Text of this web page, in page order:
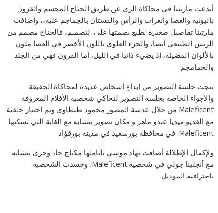
أبدعت مارتينا في محاكاة الزي عن طريق الجناح المجسم والقرون
بالبونيه والعصا والغراب والرأس والفستان بالجماجم عليه،، وأضافت
مارتينا تفاصيل صغيرة لطبع بصمتها على التصميم، فالجناح مصمم من
الريش الطبيعي أيضا، والجزء العلوي باللون الأخضر في العصا ملون
بالألوان المضيئة، إذ يضيء ذاتيا في الليل، أما القرون فهي من الجلد
والجمامجم
نتجت جلسة التصوير من إبداع أشخاص عديدة لمحاكاة الحقيقة
والأجواء الخاصة بجلسة التصوير لتحاكي شخصية الأفلام المعروفة
Maleficent من خلال عدسة المصور محمود طنطاوي وتم اختيار خلفية
مع الفديو ميديا عبدو ماهر و مكان تصوير يتشابه مع الغابة التي تسكنها
Maleficent. في محافظة بورسعيد في مدينه بورفؤاد
ولإكمال الإطلالة أضافت نهاد موسي بأناملها مكياج حاد وجرئ يتشابه
مع أنجلينا جولي في شخصية Maleficent، وجسدت الشخصية
باحترافية الموديل